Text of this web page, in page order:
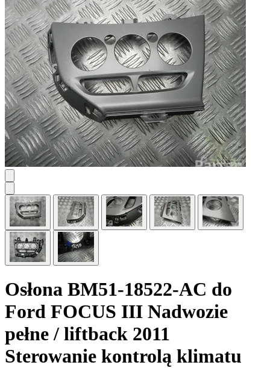
Osłona BM51-18522-AC do
Ford FOCUS III Nadwozie
pełne / liftback 2011
Sterowanie kontrolą klimatu